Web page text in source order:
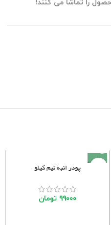
را تماشا می کنند!
فروخته
پودر انبه نیم کیلو
۹۹۰۰۰ تومان